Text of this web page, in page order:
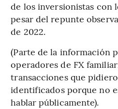
de los inversionistas con
pesar del repunte
de 2022.
(Parte de la información
operadores de FX
transacciones que
identificados porque no
hablar públicamente).